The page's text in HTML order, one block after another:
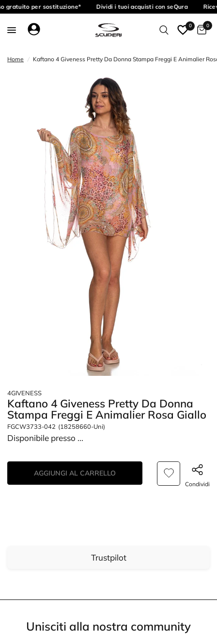
gratuito per sostituzione* Dividi i tuoi acquisti con seQura
0 0
Home / Kaftano 4 Giveness Pretty Da Donna Stampa Freggi E Animalier
4GIVENESS
Kaftano 4 Giveness Pretty Da Donna
Stampa Freggi E Animalier Rosa Giallo
FGCW3733-042 (18258660-Uni)
Disponibile presso ...
AGGIUNGI AL CARRELLO
Condividi
Trustpilot
Unisciti alla nostra community